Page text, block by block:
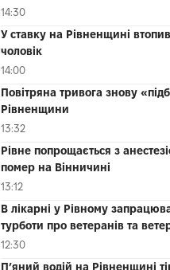
14:30
У ставку на Рівненщині
чоловік
14:00
Повітряна тривога знову
Рівненщини
13:32
Рівне попрощається з
помер на Вінничині
13:12
В лікарні у Рівному
турботи про ветеранів та
12:30
П’яний водій на Рівненщині